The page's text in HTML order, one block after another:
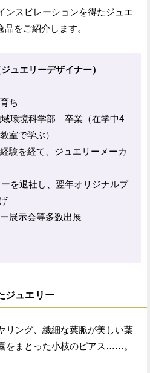
ンスピレーションを得たジュエ
をご紹介します。
ュエリーデザイナー）
ち
環境科学部 卒業（在学中4
室で学ぶ）
験を経て、ジュエリーメーカ
を退社し、翌年オリジナルブ
展示会等多数出展
ジュエリー
リング、繊細な葉脈が美しい葉
をまとった小枝のピアス……。